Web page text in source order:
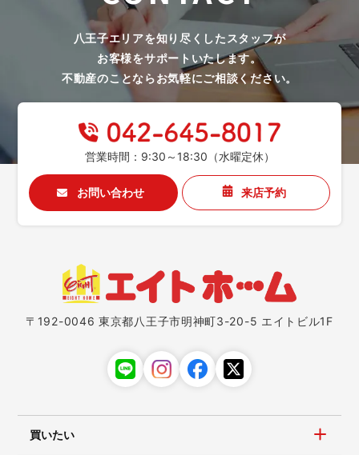
八王子エリアを知り尽くしたスタッフが
お客様をサポートいたします。
不動産のことならお気軽にご相談ください。
営業時間：9:30～18:30（水曜定休）
お問い合わせ 来店予約
〒192-0046 東京都八王子市明神町3-20-5 エイトビル1F
買いたい